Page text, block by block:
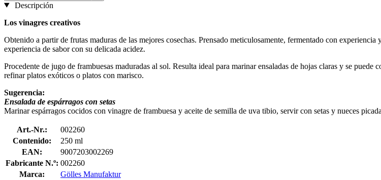
Descripción
Los vinagres creativos
Obtenido a partir de frutas maduras de las mejores cosechas. Prensado meticulosamente, fermentado con
experiencia de sabor con su delicada acidez.
Procedente de jugo de frambuesas maduradas al sol. Resulta ideal para marinar ensaladas de hojas claras y se
refinar platos exóticos o platos con marisco.
Sugerencia:
Ensalada de espárragos con setas
Marinar espárragos cocidos con vinagre de frambuesa y aceite de semilla de uva tibio, servir con setas y nueces
Art.-Nr.:
002260
Contenido:
250 ml
EAN:
9007203002269
Fabricante N.º: 002260
Marca:
Gölles Manufaktur